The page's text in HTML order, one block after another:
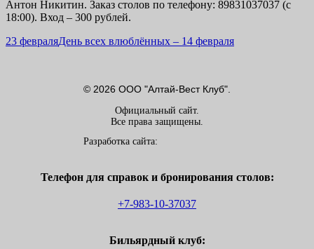
Антон Никитин. Заказ столов по телефону: 89831037037 (с
18:00). Вход – 300 рублей.
23 февраляДень всех влюблённых – 14 февраля
© 2026 ООО "Алтай-Вест Клуб".
Официальный сайт.
Все права защищены.
Разработка сайта:
Телефон для справок и бронирования столов:
+7-983-10-37037
Бильярдный клуб: